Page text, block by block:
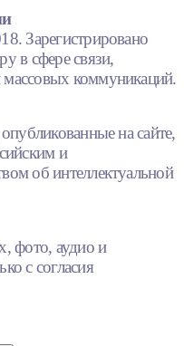
Зарегистрировано
в сфере связи,
коммуникаций.
на сайте,
и
об интеллектуальной
фото, аудио и
с согласия